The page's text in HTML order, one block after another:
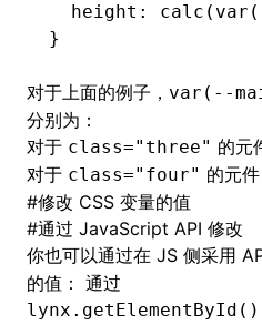
  height
: calc ( var
}
对于上面的例子， var(--
分别为：
对于 class="three" 的元
对于 class="four" 的元
#修改 CSS 变量的值
#通过 JavaScript API 修改
你也可以通过在 JS 侧采用
的值： 通过